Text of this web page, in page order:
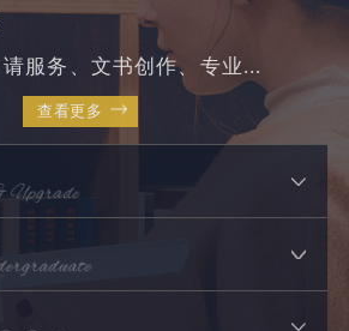
服务、文书创作、专业...
查看更多